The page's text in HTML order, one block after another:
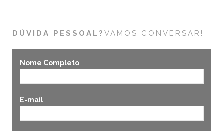
DÚVIDA PESSOAL? VAMOS CONVERSAR!
Nome Completo
E-mail